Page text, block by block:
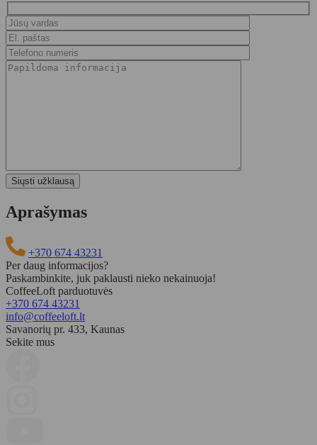
Aprašymas
+370 674 43231
Per daug informacijos?
Paskambinkite, juk paklausti nieko nekainuoja!
Klientų atsiliepimai
Hario Misarashi Brown Paper Filters - V60-02 - 100 vnt.
CoffeeLoft parduotuvės
+370 674 43231
info@coffeeloft.lt
Savanorių pr. 433, Kaunas
Sekite mus